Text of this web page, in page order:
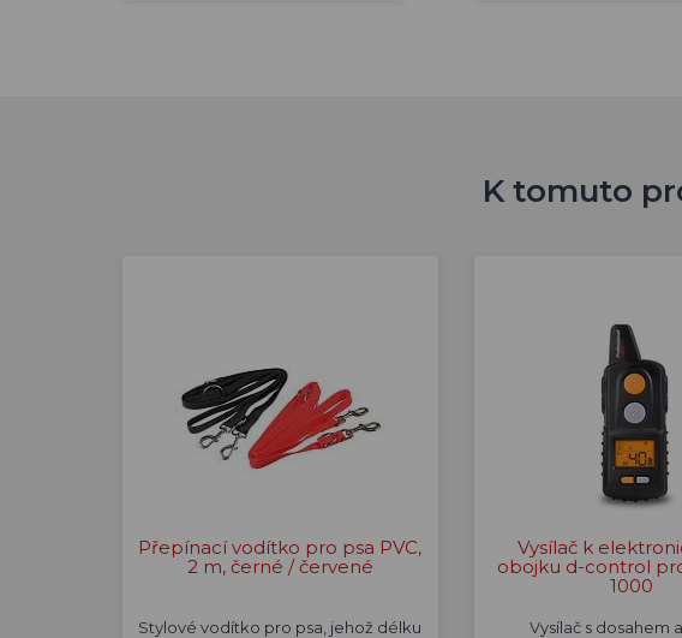
K tomuto
Přepínací vodítko pro psa PVC,
2 m, černé / červené
Stylové vodítko pro psa, jehož délku
Vysílač k
obojku d-control
1000
Vysílač s dosahem